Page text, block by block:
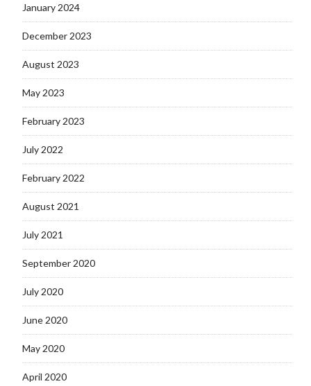
January 2024
December 2023
August 2023
May 2023
February 2023
July 2022
February 2022
August 2021
July 2021
September 2020
July 2020
June 2020
May 2020
April 2020